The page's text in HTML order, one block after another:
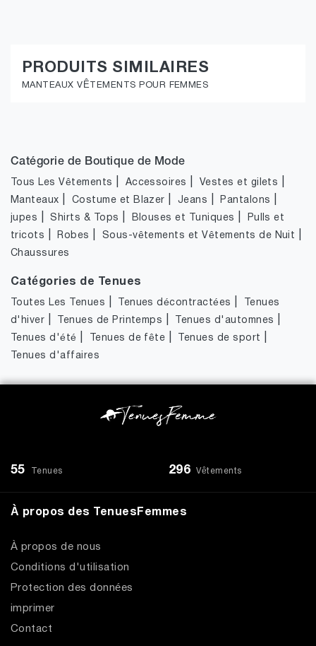
PRODUITS SIMILAIRES
MANTEAUX VÊTEMENTS POUR FEMMES
Catégorie de Boutique de Mode
Tous Les Vêtements Accessoires Vestes et gilets
Manteaux Costume et Blazer Jeans Pantalons
jupes |Shirts & Tops Blouses et Tuniques
Pulls et
tricots
Robes Sous-vêtements et Vêtements de Nuit
Chaussures
Catégories de Tenues
Toutes Les Tenues Tenues décontractées
Tenues
d'hiver
Tenues de Printemps Tenues d'automnes
Tenues d'été Tenues de fête Tenues de sport
Tenues d'affaires
55 Tenues 296 Vêtements
À propos des TenuesFemmes
À propos de nous
Conditions d'utilisation
Protection des données
imprimer
Contact